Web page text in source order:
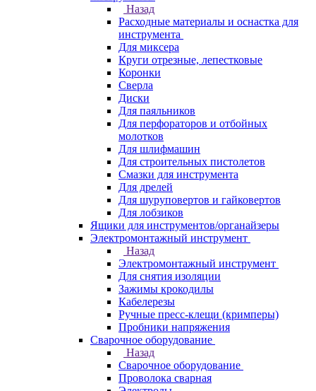
Назад
Расходные материалы и оснастка для
инструмента
Для миксера
Круги отрезные, лепестковые
Коронки
Сверла
Диски
Для паяльников
Для перфораторов и отбойных
молотков
Для шлифмашин
Для строительных пистолетов
Смазки для инструмента
Для дрелей
Для шуруповертов и гайковертов
Для лобзиков
Ящики для инструментов/органайзеры
Электромонтажный инструмент
Назад
Электромонтажный инструмент
Для снятия изоляции
Зажимы крокодилы
Кабелерезы
Ручные пресс-клещи (кримперы)
Пробники напряжения
Сварочное оборудование
Назад
Сварочное оборудование
Проволока сварная